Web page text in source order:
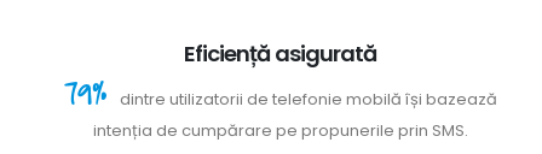
Eficiență asigurată
79%
dintre utilizatorii de telefonie mobilă își bazează
intenția de cumpărare pe propunerile prin SMS.